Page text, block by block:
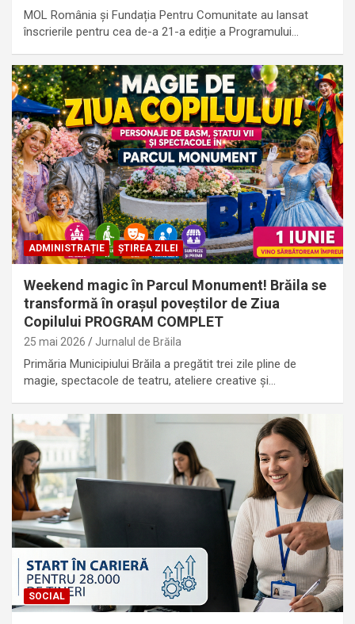
MOL România și Fundația Pentru Comunitate au lansat
înscrierile pentru cea de-a 21-a ediție a Programului…
ADMINISTRAȚIE ȘTIREA ZILEI
Weekend magic în Parcul Monument! Brăila se
transformă în orașul poveștilor de Ziua
Copilului PROGRAM COMPLET
25 mai 2026 Jurnalul de Brăila
Primăria Municipiului Brăila a pregătit trei zile pline de
magie, spectacole de teatru, ateliere creative și…
SOCIAL